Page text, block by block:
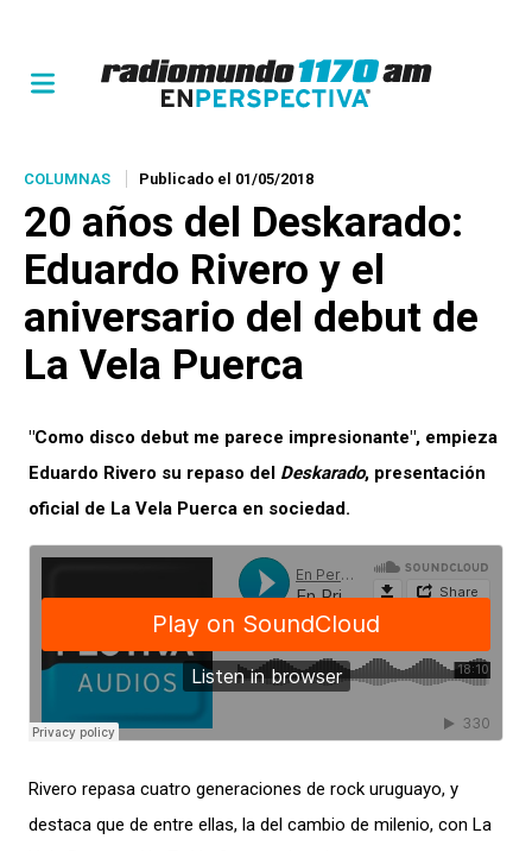
COLUMNAS Publicado el 01/05/2018
20 años del Deskarado:
Eduardo Rivero y el
aniversario del debut de
La Vela Puerca
"Como disco debut me parece impresionante", empieza
Eduardo Rivero su repaso del Deskarado, presentación
oficial de La Vela Puerca en sociedad.
Rivero repasa cuatro generaciones de rock uruguayo, y
destaca que de entre ellas, la del cambio de milenio, con La